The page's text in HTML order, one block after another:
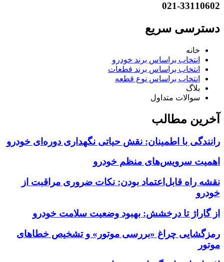
021-33110602
دسترسی سریع
خانه
انتخاب براساس برند خودرو
انتخاب براساس برند قطعات
انتخاب براساس نوع قطعه
بلاگ
سوالات متداول
آخرین مطالب
رانندگی با اطمینان: نقش حیاتی نگهداری دوره‌ای خودرو
اهمیت سرویس‌های منظم خودرو
نقشه راه قابل‌اعتماد بودن: نکات ضروری مراقبت از
خودرو
از گاراژ تا درخشش: بهبود وضعیت سلامت خودرو
رمزگشایی چراغ «بررسی موتور» و تشخیص خطاهای
موتور